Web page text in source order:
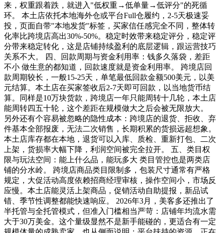
来，权重跟着跌，就进入"低权重→低单量→低评分"的死循
环。 本土店依托本地海外仓或平台Full仓履约，2-5天极速妥
投，页面自带"本地发货"标签，买家信任感完全不同，整体转
化率比跨境店高出30%-50%。稳定时效带来稳定评分，稳定评
分带来稳定转化，这是店铺持续盈利的底层逻辑，跟运营技巧
关系不大。 四、回款周期与资金利用率：钱多久落袋，差距
不小 做生意的都知道，回款速度就是资金利用率。 跨境店回
款周期较长，一般15-25天，单笔最低回款金额500美元，以美
元结算。本土店在买家签收后2-7天即可回款，以当地货币结
算。同样是10万块货款，跨境店一年只能周转十几轮，本土店
能周转四五十轮，这个差距在规模做大之后会被无限放大。
另外还有个容易被忽略的隐性成本：跨境店的退货、拒收、弃
件基本全部报废，无法二次销售，长期积累的货损远超想象。
本土店库存都在本地，退货可以入库、质检、重新打包、二次
上架，货损率大幅下降，利润空间被完全拉开。 五、类目权
限与玩法空间：能上什么品，能玩多大 类目管控也是两类店
铺的分水岭。 跨境店商品类目限制多，包装尺寸通常有严格
规定，大促活动高度依赖招商经理审核，操作空间小，市场反
应慢。本土店能灵活上架商品，促销活动自助提报，新品试
错、季节性调整都能快速响应。 2026年3月，美客多还推出了
半托管与全托管模式，但准入门槛相当严苛：店铺年均流水需
大于30万美金。这个量级显然不是新手能碰的，更适合有一定